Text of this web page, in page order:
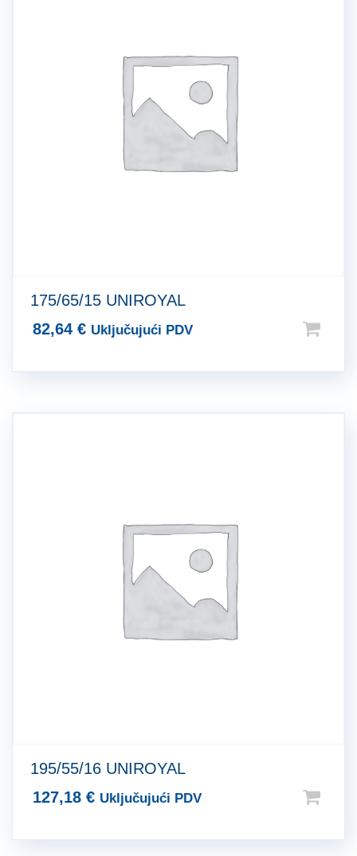
175/65/15 UNIROYAL
82,64 € Uključujući PDV
195/55/16 UNIROYAL
127,18 € Uključujući PDV